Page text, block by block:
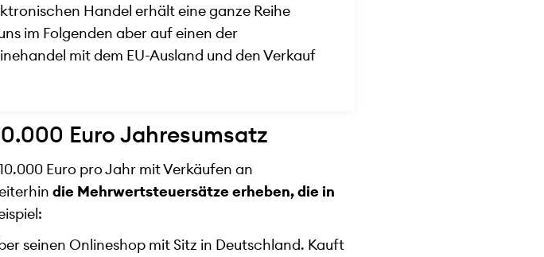
Handel erhält eine ganze Reihe
im Folgenden aber auf einen der
mit dem EU-Ausland und den Verkauf
Euro Jahresumsatz
Euro pro Jahr mit Verkäufen an
die Mehrwertsteuersätze erheben, die in
seinen Onlineshop mit Sitz in Deutschland. Kauft